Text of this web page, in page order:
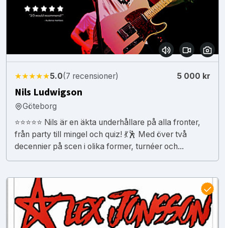
★★★★★5.0(7 recensioner) 5 000 kr
Nils Ludwigson
Göteborg
⭐⭐⭐⭐⭐ Nils är en äkta underhållare på alla fronter,
från party till mingel och quiz! 💃🕺 Med över två
decennier på scen i olika former, turnéer och...